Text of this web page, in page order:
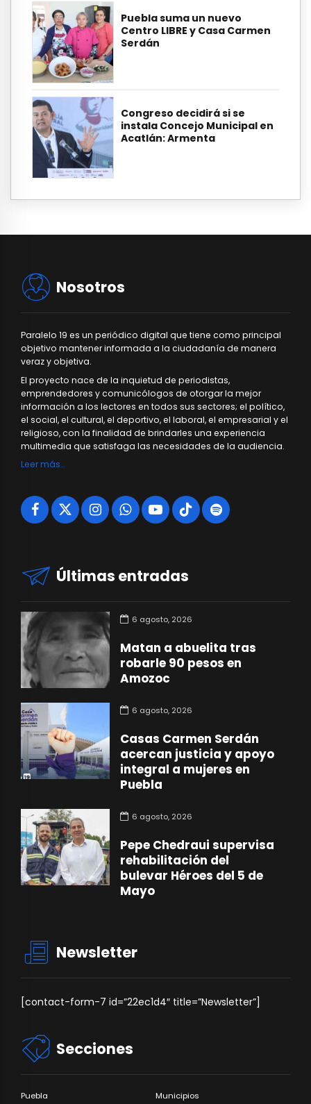
Puebla suma un nuevo
Centro LIBRE y Casa Carmen
Serdán
Congreso decidirá si se
instala Concejo Municipal en
Acatlán: Armenta
Nosotros
Paralelo 19 es un periódico digital que tiene como principal
objetivo mantener informada a la ciudadanía de manera
veraz y objetiva.
El proyecto nace de la inquietud de periodistas,
emprendedores y comunicólogos de otorgar la mejor
información a los lectores en todos sus sectores; el político,
el social, el cultural, el deportivo, el laboral, el empresarial y el
religioso, con la finalidad de brindarles una experiencia
multimedia que satisfaga las necesidades de la audiencia.
Leer más…
Últimas entradas
6 agosto, 2026
Matan a abuelita tras
robarle 90 pesos en
Amozoc
6 agosto, 2026
Casas Carmen Serdán
acercan justicia y apoyo
integral a mujeres en
Puebla
6 agosto, 2026
Pepe Chedraui supervisa
rehabilitación del
bulevar Héroes del 5 de
Mayo
Newsletter
[contact-form-7 id=”22ec1d4″ title=”Newsletter”]
Secciones
Puebla Municipios